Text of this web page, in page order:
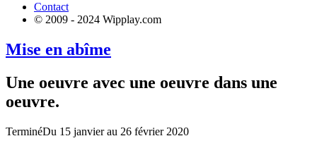
Contact
© 2009 - 2024 Wipplay.com
Mise en abîme
Une oeuvre avec une oeuvre dans une
oeuvre.
TerminéDu 15 janvier au 26 février 2020